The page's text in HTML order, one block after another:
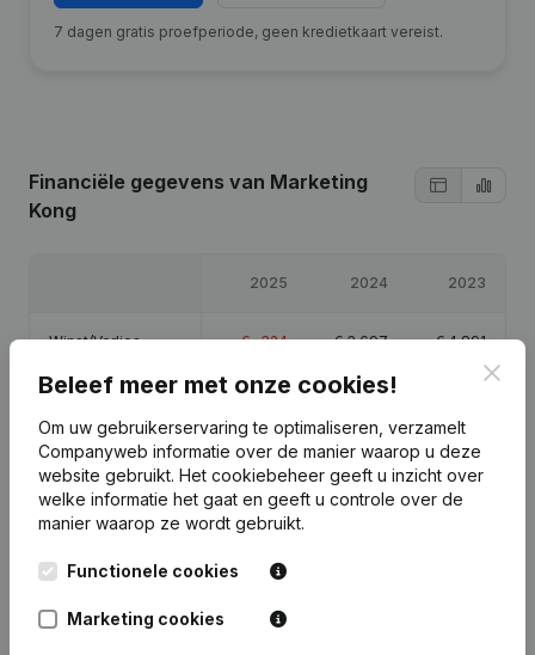
7 dagen gratis proefperiode, geen kredietkaart vereist.
Financiële gegevens van Marketing
Kong
2025 2024 2023
Winst/Verlies €-324 €3.697 €4.891
Brutomarge €4.578 €10.710 €12.971
Beleef meer met onze cookies!
Om uw gebruikerservaring te optimaliseren, verzamelt
Companyweb informatie over de manier waarop u deze
website gebruikt. Het cookiebeheer geeft u inzicht over
welke informatie het gaat en geeft u controle over de
manier waarop ze wordt gebruikt.
Functionele cookies
Marketing cookies